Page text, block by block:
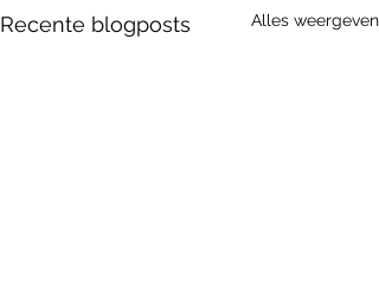
Recente blogposts Alles weergeven